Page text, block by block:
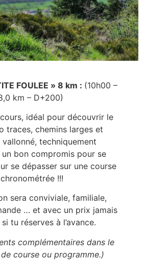
FOULEE » 8 km : (10h00 –
km – D+200)
idéal pour découvrir le
traces, chemins larges et
vallonné, techniquement
un bon compromis pour se
se dépasser sur une course
chronométrée !!!
sera conviviale, familiale,
… et avec un prix jamais
tu réserves à l’avance.
complémentaires dans le
course ou programme.)